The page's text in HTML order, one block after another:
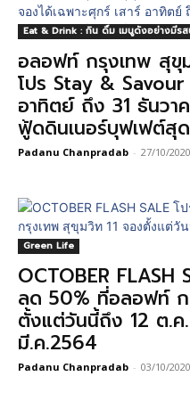
Eat & Drink : กิน ดื่ม เมนูดังอย่างมีร
อลอฟท์ กรุงเทพ สุขุ
โปร Stay & Savour
อาทิตย์ ถึง 31 ธันวา
ฟู้ดดินเนอร์บุฟเฟต์สุ
Padanu Chanpradab - 27/10/2020
Green Life
OCTOBER FLASH
ลด 50% ที่อลอฟท์ ก
ตั้งแต่วันนี้ถึง 12 ต.ค
มี.ค.2564
Padanu Chanpradab - 03/10/2020